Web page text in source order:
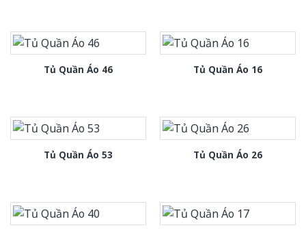
Tủ Quần Áo 46 Tủ Quần Áo 16
Tủ Quần Áo 53 Tủ Quần Áo 26